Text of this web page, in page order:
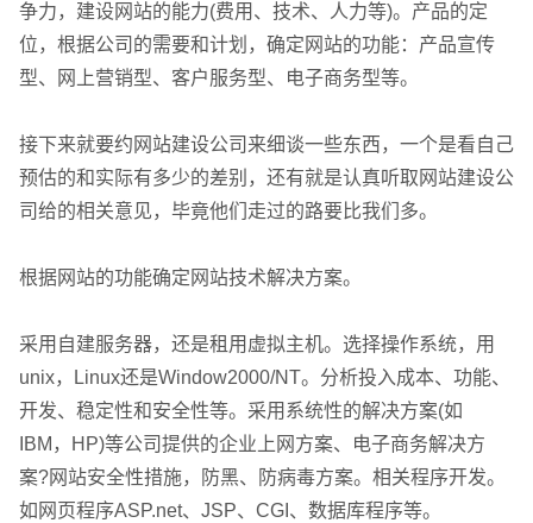
争力，建设网站的能力(费用、技术、人力等)。产品的定
位，根据公司的需要和计划，确定网站的功能：产品宣传
型、网上营销型、客户服务型、电子商务型等。
接下来就要约网站建设公司来细谈一些东西，一个是看自己
预估的和实际有多少的差别，还有就是认真听取网站建设公
司给的相关意见，毕竟他们走过的路要比我们多。
根据网站的功能确定网站技术解决方案。
采用自建服务器，还是租用虚拟主机。选择操作系统，用
unix，Linux还是Window2000/NT。分析投入成本、功能、
开发、稳定性和安全性等。采用系统性的解决方案(如
IBM，HP)等公司提供的企业上网方案、电子商务解决方
案?网站安全性措施，防黑、防病毒方案。相关程序开发。
如网页程序ASP.net、JSP、CGI、数据库程序等。
联系电话 微信号